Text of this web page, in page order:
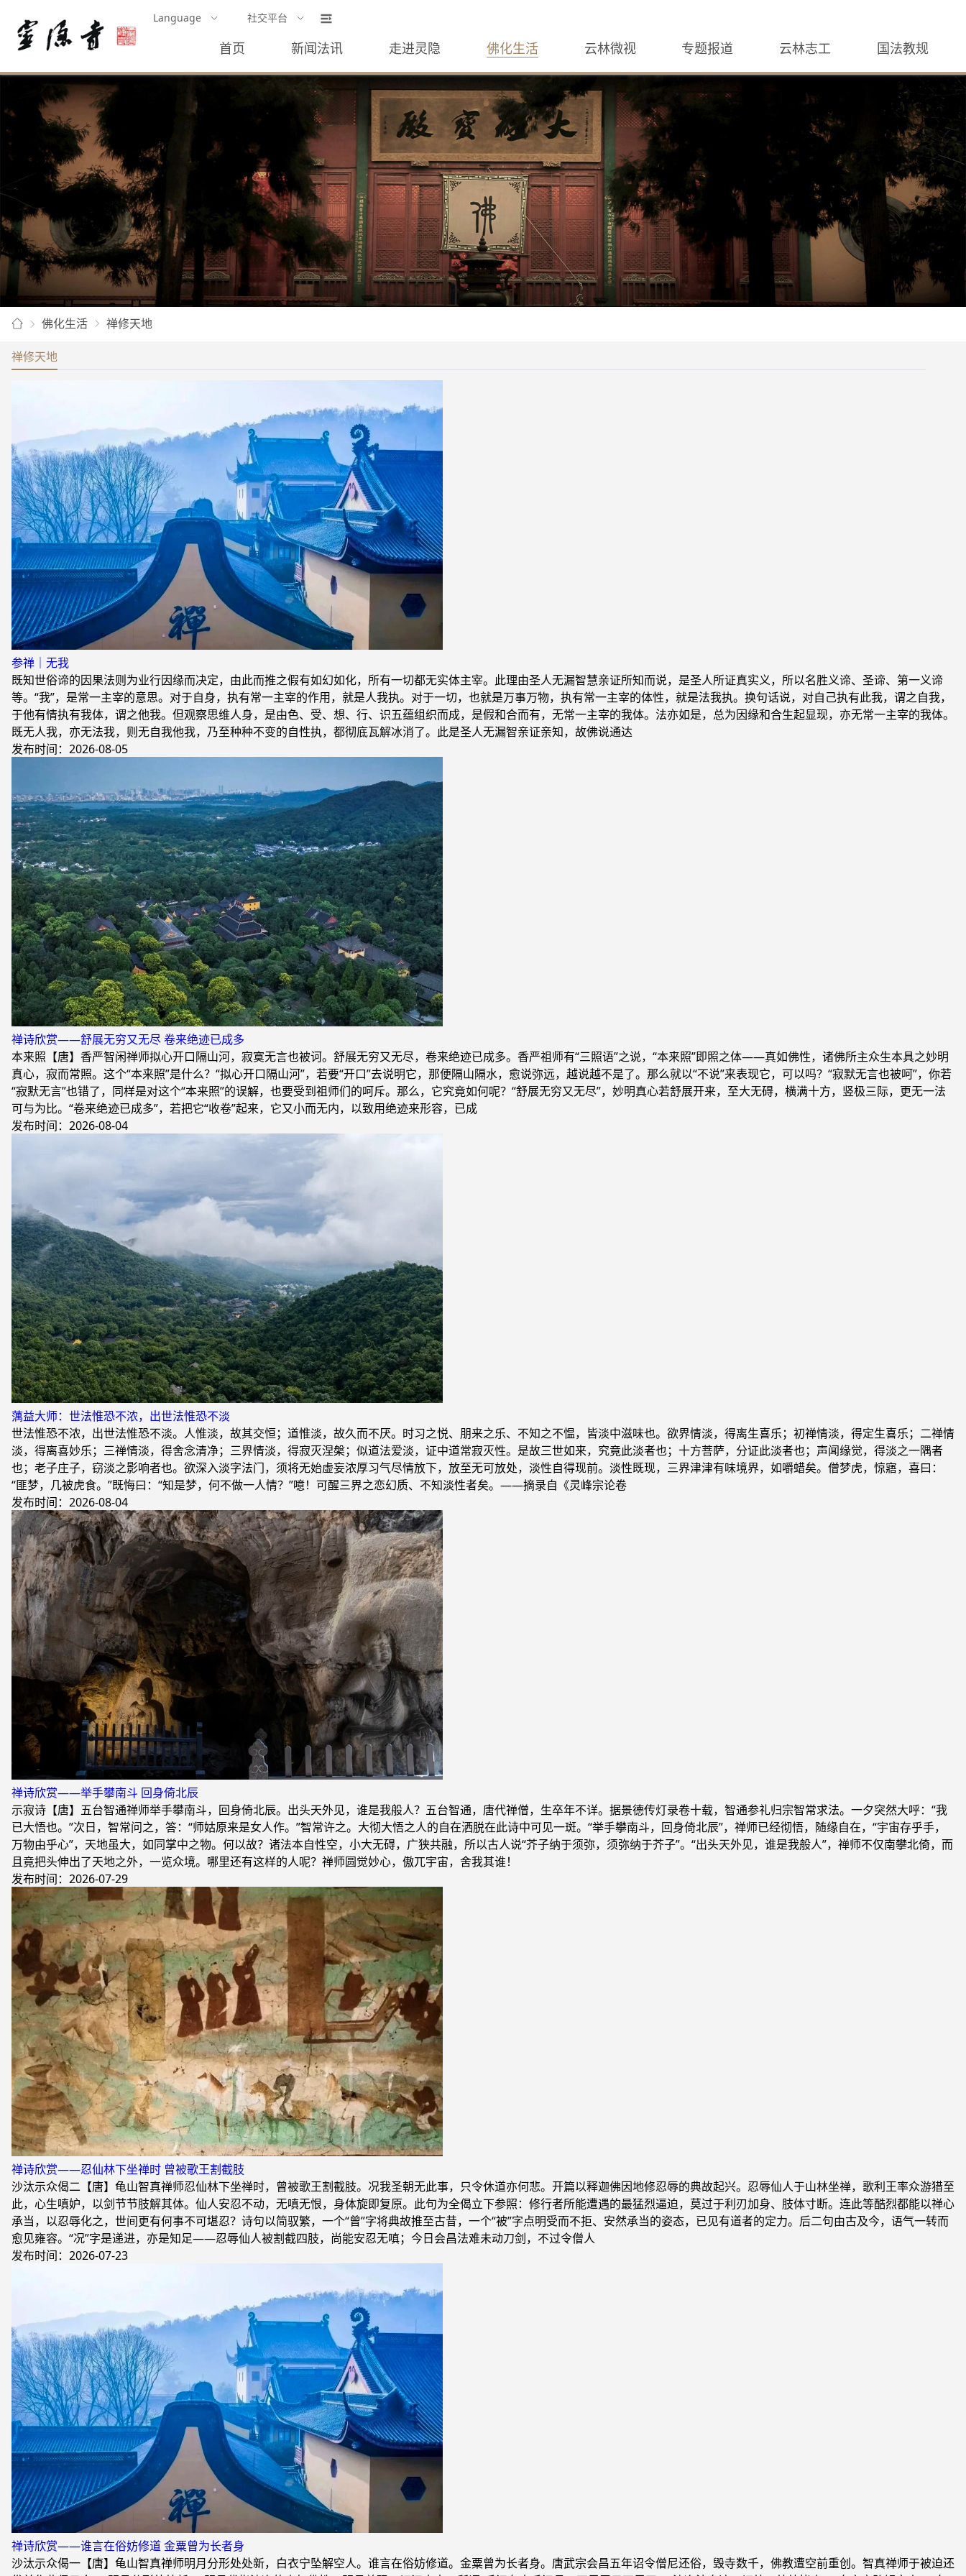
Language 社交平台
首页 新闻法讯 走进灵隐 佛化生活 云林微视 专题报道 云林志工 国法教规
佛化生活 禅修天地
禅修天地
参禅｜无我
既知世俗谛的因果法则为业行因缘而决定，由此而推之假有如幻如化，所有一切都无实体主宰。此理由圣人无漏智慧亲证所知而说，是圣人所证真实义，所以名胜义谛、圣谛、第一义谛
等。“我”，是常一主宰的意思。对于自身，执有常一主宰的作用，就是人我执。对于一切，也就是万事万物，执有常一主宰的体性，就是法我执。换句话说，对自己执有此我，谓之自我，
于他有情执有我体，谓之他我。但观察思维人身，是由色、受、想、行、识五蕴组织而成，是假和合而有，无常一主宰的我体。法亦如是，总为因缘和合生起显现，亦无常一主宰的我体。
既无人我，亦无法我，则无自我他我，乃至种种不变的自性执，都彻底瓦解冰消了。此是圣人无漏智亲证亲知，故佛说通达
发布时间：2026-08-05
禅诗欣赏——舒展无穷又无尽 卷来绝迹已成多
本来照【唐】香严智闲禅师拟心开口隔山河，寂寞无言也被诃。舒展无穷又无尽，卷来绝迹已成多。香严祖师有“三照语”之说，“本来照”即照之体——真如佛性，诸佛所主众生本具之妙明
真心，寂而常照。这个“本来照”是什么？“拟心开口隔山河”，若要“开口”去说明它，那便隔山隔水，愈说弥远，越说越不是了。那么就以“不说”来表现它，可以吗？“寂默无言也被呵”，你若
“寂默无言”也错了，同样是对这个“本来照”的误解，也要受到祖师们的呵斥。那么，它究竟如何呢？“舒展无穷又无尽”，妙明真心若舒展开来，至大无碍，横满十方，竖极三际，更无一法
可与为比。“卷来绝迹已成多”，若把它“收卷”起来，它又小而无内，以致用绝迹来形容，已成
发布时间：2026-08-04
蕅益大师：世法惟恐不浓，出世法惟恐不淡
世法惟恐不浓，出世法惟恐不淡。人惟淡，故其交恒；道惟淡，故久而不厌。时习之悦、朋来之乐、不知之不愠，皆淡中滋味也。欲界情淡，得离生喜乐；初禅情淡，得定生喜乐；二禅情
淡，得离喜妙乐；三禅情淡，得舍念清净；三界情淡，得寂灭涅槃；似道法爱淡，证中道常寂灭性。是故三世如来，究竟此淡者也；十方菩萨，分证此淡者也；声闻缘觉，得淡之一隅者
也；老子庄子，窃淡之影响者也。欲深入淡字法门，须将无始虚妄浓厚习气尽情放下，放至无可放处，淡性自得现前。淡性既现，三界津津有味境界，如嚼蜡矣。僧梦虎，惊寤，喜曰：
“匪梦，几被虎食。”既悔曰：“知是梦，何不做一人情？”噫！可醒三界之恋幻质、不知淡性者矣。——摘录自《灵峰宗论卷
发布时间：2026-08-04
禅诗欣赏——举手攀南斗 回身倚北辰
示寂诗【唐】五台智通禅师举手攀南斗，回身倚北辰。出头天外见，谁是我般人？五台智通，唐代禅僧，生卒年不详。据景德传灯录卷十载，智通参礼归宗智常求法。一夕突然大呼：“我
已大悟也。”次日，智常问之，答：“师姑原来是女人作。”智常许之。大彻大悟之人的自在洒脱在此诗中可见一斑。“举手攀南斗，回身倚北辰”，禅师已经彻悟，随缘自在，“宇宙存乎手，
万物由乎心”，天地虽大，如同掌中之物。何以故？诸法本自性空，小大无碍，广狭共融，所以古人说“芥子纳于须弥，须弥纳于芥子”。“出头天外见，谁是我般人”，禅师不仅南攀北倚，而
且竟把头伸出了天地之外，一览众境。哪里还有这样的人呢？禅师圆觉妙心，傲兀宇宙，舍我其谁！
发布时间：2026-07-29
禅诗欣赏——忍仙林下坐禅时 曾被歌王割截肢
沙汰示众偈二【唐】龟山智真禅师忍仙林下坐禅时，曾被歌王割截肢。况我圣朝无此事，只令休道亦何悲。开篇以释迦佛因地修忍辱的典故起兴。忍辱仙人于山林坐禅，歌利王率众游猎至
此，心生嗔妒，以剑节节肢解其体。仙人安忍不动，无嗔无恨，身体旋即复原。此句为全偈立下参照：修行者所能遭遇的最猛烈逼迫，莫过于利刃加身、肢体寸断。连此等酷烈都能以禅心
承当，以忍辱化之，世间更有何事不可堪忍？诗句以简驭繁，一个“曾”字将典故推至古昔，一个“被”字点明受而不拒、安然承当的姿态，已见有道者的定力。后二句由古及今，语气一转而
愈见雍容。“况”字是递进，亦是知足——忍辱仙人被割截四肢，尚能安忍无嗔；今日会昌法难未动刀剑，不过令僧人
发布时间：2026-07-23
禅诗欣赏——谁言在俗妨修道 金粟曾为长者身
沙汰示众偈一【唐】龟山智真禅师明月分形处处新，白衣宁坠解空人。谁言在俗妨修道。金粟曾为长者身。唐武宗会昌五年诏令僧尼还俗，毁寺数千，佛教遭空前重创。智真禅师于被迫还